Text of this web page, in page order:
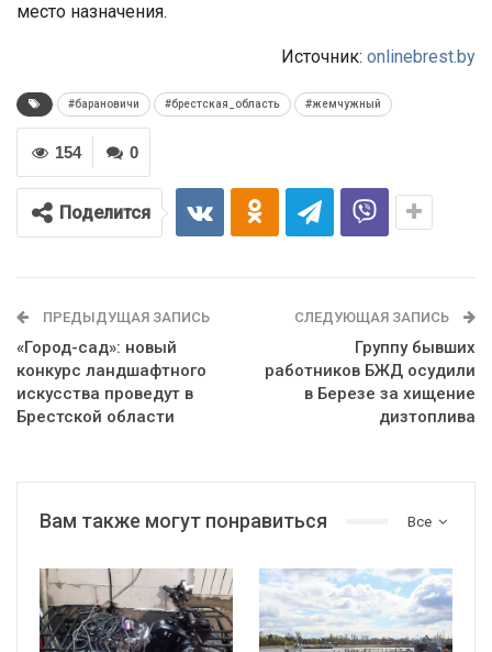
место назначения.
Источник: onlinebrest.by
#барановичи #брестская_область #жемчужный
0
154
Поделится
ПРЕДЫДУЩАЯ ЗАПИСЬ
«Город-сад»: новый
конкурс ландшафтного
искусства проведут в
Брестской области
СЛЕДУЮЩАЯ ЗАПИСЬ
Группу бывших
работников БЖД осудили
в Березе за хищение
дизтоплива
Все
Вам также могут понравиться